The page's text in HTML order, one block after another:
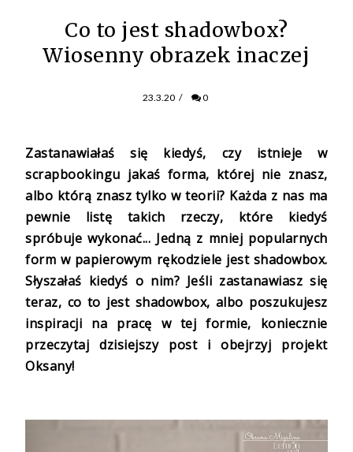
Co to jest shadowbox?
Wiosenny obrazek inaczej
23.3.20 / 0
Zastanawiałaś się kiedyś, czy istnieje w
scrapbookingu jakaś forma, której nie znasz,
albo którą znasz tylko w teorii? Każda z nas ma
pewnie listę takich rzeczy, które kiedyś
spróbuje wykonać... Jedną z mniej popularnych
form w papierowym rękodziele jest shadowbox.
Słyszałaś kiedyś o nim? Jeśli zastanawiasz się
teraz, co to jest shadowbox, albo poszukujesz
inspiracji na pracę w tej formie, koniecznie
przeczytaj dzisiejszy post i obejrzyj projekt
Oksany!